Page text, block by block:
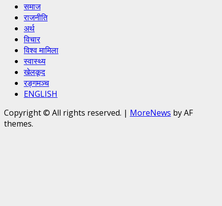
समाज
राजनीति
अर्थ
विचार
विश्व मामिला
स्वास्थ्य
खेलकूद
रङ्गमञ्च
ENGLISH
Copyright © All rights reserved. | MoreNews by AF
themes.